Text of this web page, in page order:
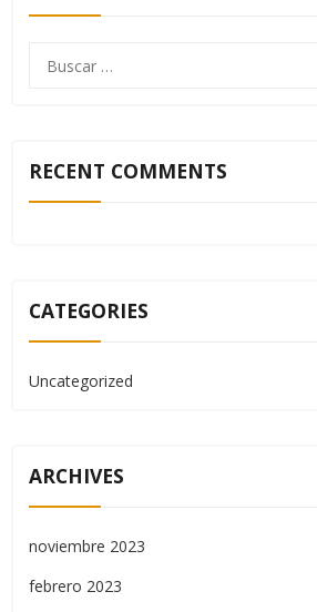
RECENT COMMENTS
CATEGORIES
Uncategorized
ARCHIVES
noviembre 2023
febrero 2023